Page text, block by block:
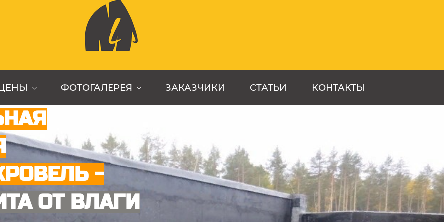
ФОТОГАЛЕРЕЯ ЗАКАЗЧИКИ СТАТЬИ КОНТАКТЫ
-
ОТ ВЛАГИ